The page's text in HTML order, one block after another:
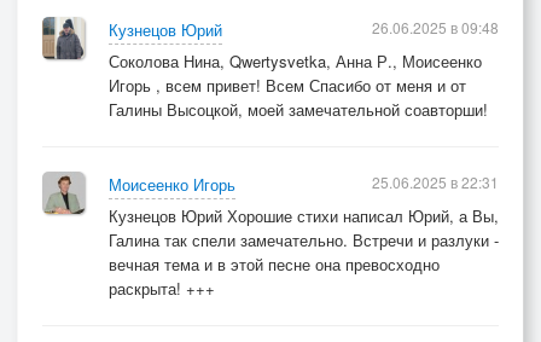
Кузнецов Юрий
Соколова Нина, Qwertysvetka, Анна Р., Моисеенко
Игорь , всем привет! Всем Спасибо от меня и от
Галины Высоцкой, моей замечательной соавторши!
26.06.2025 в 09:48
Моисеенко Игорь
Кузнецов Юрий Хорошие стихи написал Юрий, а Вы,
Галина так спели замечательно. Встречи и разлуки -
вечная тема и в этой песне она превосходно
раскрыта! +++
25.06.2025 в 22:31